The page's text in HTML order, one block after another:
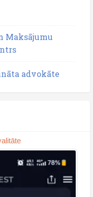
Maksājumu
advokāte